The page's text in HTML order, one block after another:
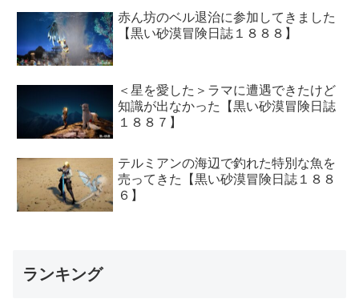
赤ん坊のベル退治に参加してきました
【黒い砂漠冒険日誌１８８８】
＜星を愛した＞ラマに遭遇できたけど
知識が出なかった【黒い砂漠冒険日誌
１８８７】
テルミアンの海辺で釣れた特別な魚を
売ってきた【黒い砂漠冒険日誌１８８
６】
ランキング